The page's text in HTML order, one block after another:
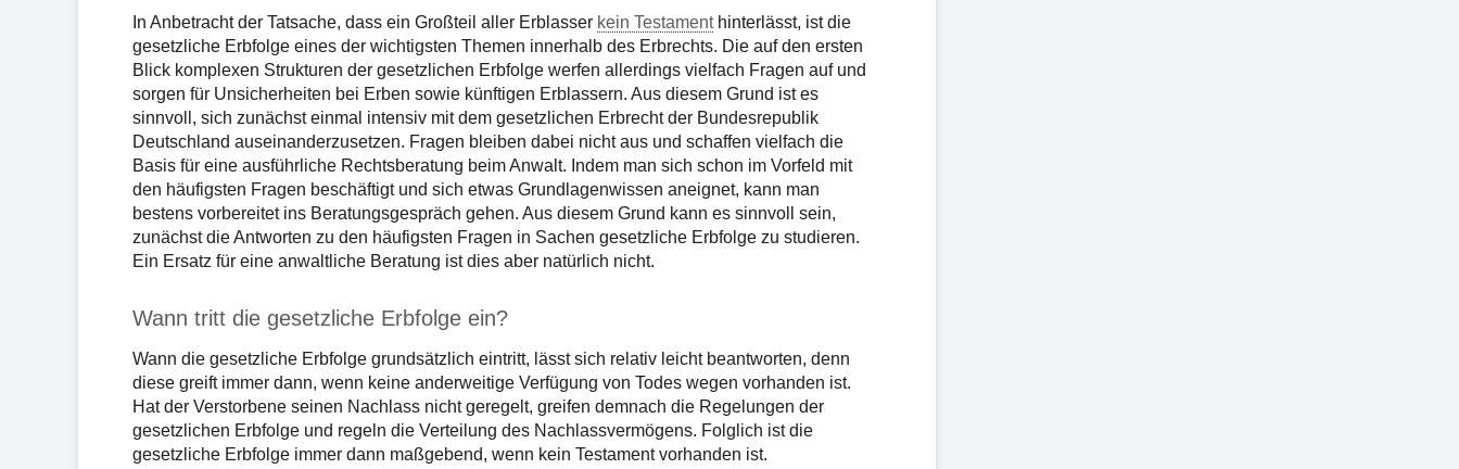
In Anbetracht der Tatsache, dass ein Großteil aller Erblasser kein Testamenthinterlässt, ist die
gesetzliche Erbfolge eines der wichtigsten Themen innerhalb des Erbrechts. Die auf den ersten
Blick komplexen Strukturen der gesetzlichen Erbfolge werfen allerdings vielfach Fragen auf und
sorgen für Unsicherheiten bei Erben sowie künftigen Erblassern. Aus diesem Grund ist es
sinnvoll, sich zunächst einmal intensiv mit dem gesetzlichen Erbrecht der Bundesrepublik
Deutschland auseinanderzusetzen. Fragen bleiben dabei nicht aus und schaffen vielfach die
Basis für eine ausführliche Rechtsberatung beim Anwalt. Indem man sich schon im Vorfeld mit
den häufigsten Fragen beschäftigt und sich etwas Grundlagenwissen aneignet, kann man
bestens vorbereitet ins Beratungsgespräch gehen. Aus diesem Grund kann es sinnvoll sein,
zunächst die Antworten zu den häufigsten Fragen in Sachen gesetzliche Erbfolge zu studieren.
Ein Ersatz für eine anwaltliche Beratung ist dies aber natürlich nicht.
Wann tritt die gesetzliche Erbfolge ein?
Wann die gesetzliche Erbfolge grundsätzlich eintritt, lässt sich relativ leicht beantworten, denn
diese greift immer dann, wenn keine anderweitige Verfügung von Todes wegen vorhanden ist.
Hat der Verstorbene seinen Nachlass nicht geregelt, greifen demnach die Regelungen der
gesetzlichen Erbfolge und regeln die Verteilung des Nachlassvermögens. Folglich ist die
gesetzliche Erbfolge immer dann maßgebend, wenn kein Testament vorhanden ist.